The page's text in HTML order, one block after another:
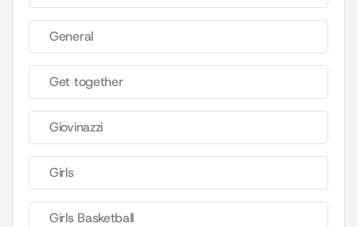
General
Get together
Giovinazzi
Girls
Girls Basketball